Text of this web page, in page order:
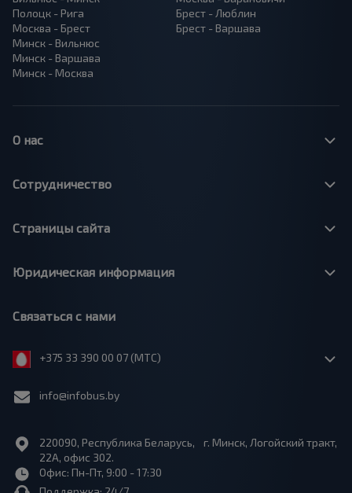
Полоцк - Рига
Москва - Брест
Минск - Вильнюс
Минск - Варшава
Минск - Москва
Брест - Люблин
Брест - Варшава
О нас
Сотрудничество
Страницы сайта
Юридическая информация
Связаться с нами
+375 33 390 00 07 (МТС)
info@infobus.by
220090, Республика Беларусь, г. Минск, Логойский тракт,
22А, офис 302.
Офис: Пн-Пт, 9:00 - 17:30